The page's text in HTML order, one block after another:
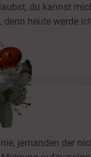
du kannst
denn heute werde
jemanden der